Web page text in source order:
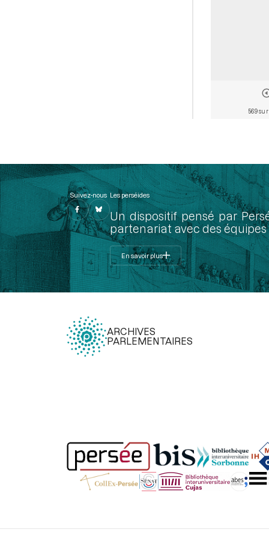
569 sur
Suivez-nous Les perséides
Un dispositif pensé par
partenariat avec des
En savoir plus
ARCHIVES
PARLEMENTAIRES
Légal